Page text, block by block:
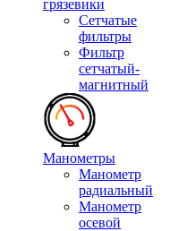
грязевики
Сетчатые
фильтры
Фильтр
сетчатый-
магнитный
Манометры
Манометр
радиальный
Манометр
осевой